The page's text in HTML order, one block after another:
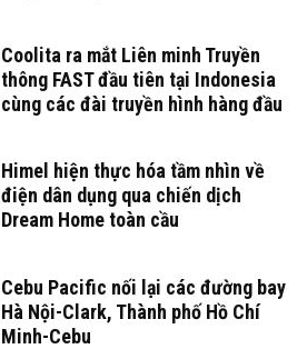
Coolita ra mắt Liên minh Truyền
thông FAST đầu tiên tại Indonesia
cùng các đài truyền hình hàng đầu
Himel hiện thực hóa tầm nhìn về
điện dân dụng qua chiến dịch
Dream Home toàn cầu
Cebu Pacific nối lại các đường bay
Hà Nội-Clark, Thành phố Hồ Chí
Minh-Cebu